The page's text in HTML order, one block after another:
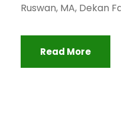
Ruswan, MA, Dekan
Read More